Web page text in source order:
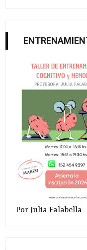
Por Julia Falabella